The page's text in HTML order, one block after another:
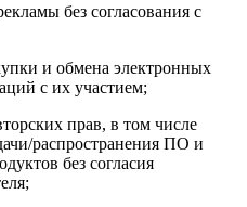
без согласования с
и обмена электронных
с их участием;
прав, в том числе
распространения ПО и
без согласия